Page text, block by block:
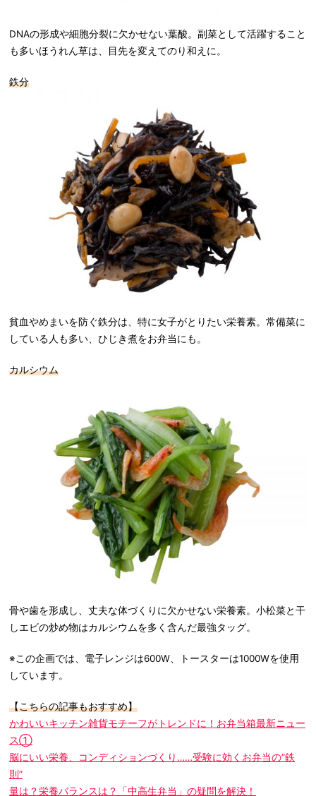
DNAの形成や細胞分裂に欠かせない葉酸。副菜として活躍すること
も多いほうれん草は、目先を変えてのり和えに。
鉄分
貧血やめまいを防ぐ鉄分は、特に女子がとりたい栄養素。常備菜に
している人も多い、ひじき煮をお弁当にも。
カルシウム
骨や歯を形成し、丈夫な体づくりに欠かせない栄養素。小松菜と干
しエビの炒め物はカルシウムを多く含んだ最強タッグ。
※この企画では、電子レンジは600W、トースターは1000Wを使用
しています。
【こちらの記事もおすすめ】
かわいいキッチン雑貨モチーフがトレンドに！お弁当箱最新ニュー
ス①
脳にいい栄養、コンディションづくり……受験に効くお弁当の“鉄
則”
量は？栄養バランスは？「中高生弁当」の疑問を解決！